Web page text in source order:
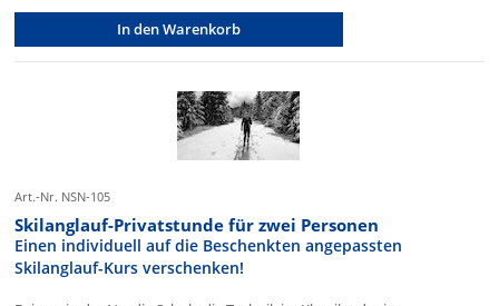
In den Warenkorb
Art.-Nr. NSN-105
Skilanglauf-Privatstunde für zwei Personen
Einen individuell auf die Beschenkten angepassten
Skilanglauf-Kurs verschenken!